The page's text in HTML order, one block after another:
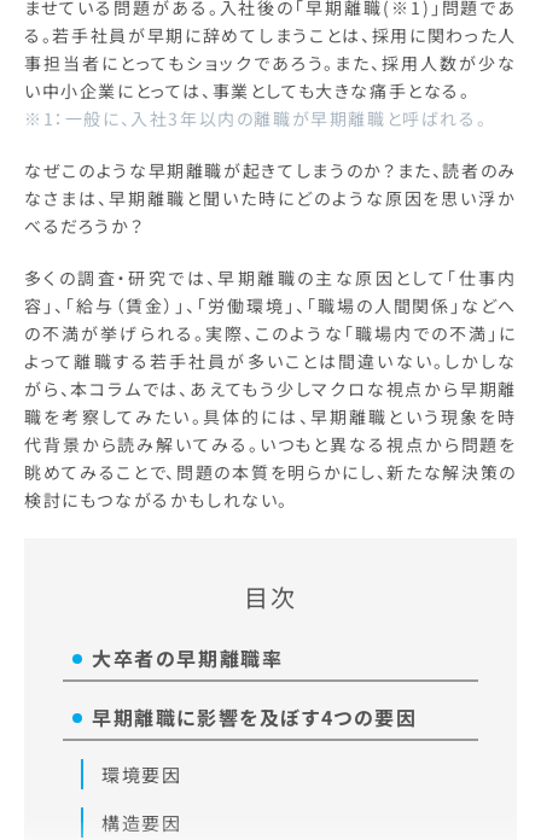
ませている問題がある。入社後の「早期離職(※1)」問題であ
る。若手社員が早期に辞めてしまうことは、採用に関わった人
事担当者にとってもショックであろう。また、採用人数が少な
い中小企業にとっては、事業としても大きな痛手となる。
※1：一般に、入社3年以内の離職が早期離職と呼ばれる。
なぜこのような早期離職が起きてしまうのか？また、読者のみ
なさまは、早期離職と聞いた時にどのような原因を思い浮か
べるだろうか？
多くの調査・研究では、早期離職の主な原因として「仕事内
容」、「給与（賃金）」、「労働環境」、「職場の人間関係」などへ
の不満が挙げられる。実際、このような「職場内での不満」に
よって離職する若手社員が多いことは間違いない。しかしな
がら、本コラムでは、あえてもう少しマクロな視点から早期離
職を考察してみたい。具体的には、早期離職という現象を時
代背景から読み解いてみる。いつもと異なる視点から問題を
眺めてみることで、問題の本質を明らかにし、新たな解決策の
検討にもつながるかもしれない。
目次
大卒者の早期離職率
早期離職に影響を及ぼす4つの要因
環境要因
構造要因